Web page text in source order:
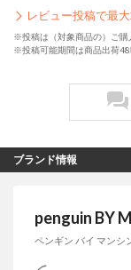
レビュー投稿で最大
※投稿は（対象商品の）ご購
※投稿可能期間は商品出荷
ブランド情報
penguin BY
ペンギン バイ マンシ